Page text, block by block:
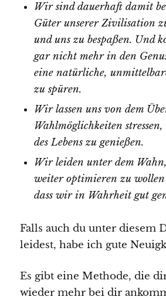
Wir sind dauerhaft damit
Güter unserer Zivilisation
und uns zu bespaßen. Und
gar nicht mehr in den
eine natürliche,
zu spüren.
Wir lassen uns von dem
Wahlmöglichkeiten
des Lebens zu genießen.
Wir leiden unter dem
weiter optimieren zu wollen
dass wir in Wahrheit gut
Falls auch du unter diesem
leidest, habe ich gute
Es gibt eine Methode, die
wieder mehr bei dir